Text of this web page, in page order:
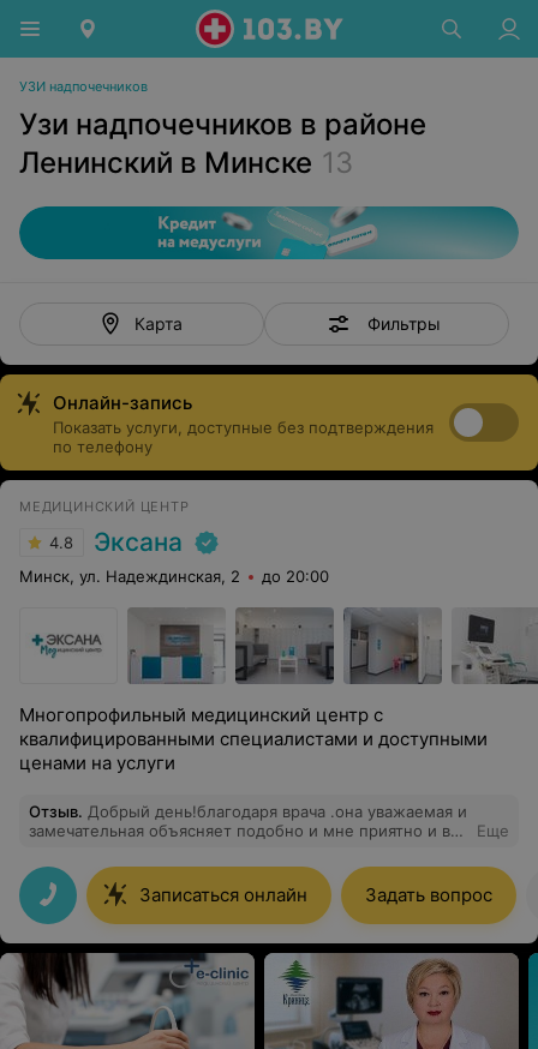
УЗИ надпочечников
Узи надпочечников в районе
Ленинский в Минске 13
Карта Фильтры
Онлайн-запись
Показать услуги, доступные без подтверждения
по телефону
МЕДИЦИНСКИЙ ЦЕНТР
4.8 Эксана
Минск, ул. Надеждинская, 2 до 20:00
Многопрофильный медицинский центр с
квалифицированными специалистами и доступными
ценами на услуги
Отзыв. Добрый день!благодаря врача .она уважаемая и
замечательная объясняет подобно и мне приятно и все
Еще
Записаться онлайн Задать вопрос